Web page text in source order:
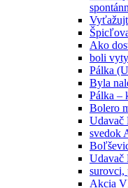
Ako
boli
Pálka
Byla
Pálka –
Bolero
Udavač
svedok
Udavač
surovci,
Akcia